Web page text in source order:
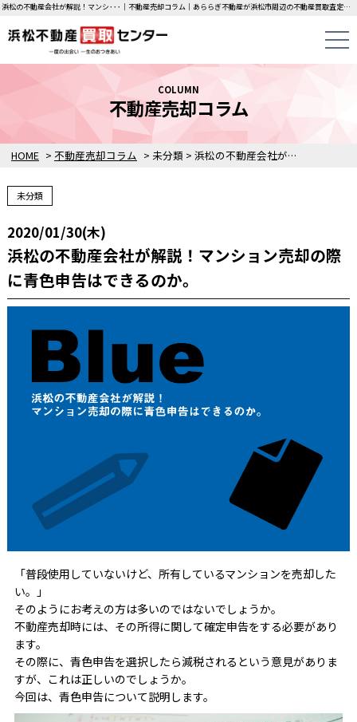
浜松の不動産会社が解説！マンシ･･･｜不動産売却コラム｜あららぎ不動産が浜松市周辺の不動産買取査定価格をご案内します。
HOME > 不動産売却コラム > 未分類 > 浜松の不動産会社が解説！マンション売却の際に青色申告はできるのか。
COLUMN
不動産売却コラム
未分類
2020/01/30(木)
浜松の不動産会社が解説！マンション売却の際
に青色申告はできるのか。
「普段使用していないけど、所有しているマンションを売却した
い。」
そのようにお考えの方は多いのではないでしょうか。
不動産売却時には、その所得に関して確定申告をする必要があり
ます。
その際に、青色申告を選択したら減税されるという意見がありま
すが、これは正しいのでしょうか。
今回は、青色申告について説明します。